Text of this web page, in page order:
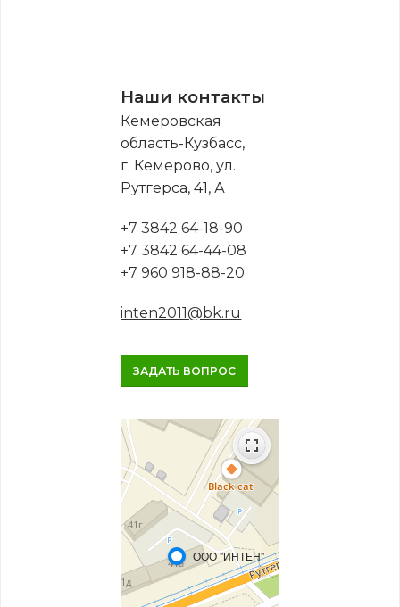
Наши контакты
Кемеровская
область-Кузбасс,
г. Кемерово, ул.
Рутгерса, 41, А
+7 3842 64-18-90
+7 3842 64-44-08
+7 960 918-88-20
inten2011@bk.ru
ЗАДАТЬ ВОПРОС